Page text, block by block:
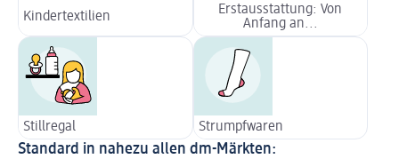
Kindertextilien
Erstausstattung: Von
Anfang an...
Stillregal Strumpfwaren
Standard in nahezu allen dm-Märkten: